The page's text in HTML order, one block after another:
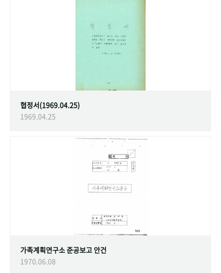
협정서(1969.04.25)
1969.04.25
가족계획연구소 준공보고 안건
1970.06.08